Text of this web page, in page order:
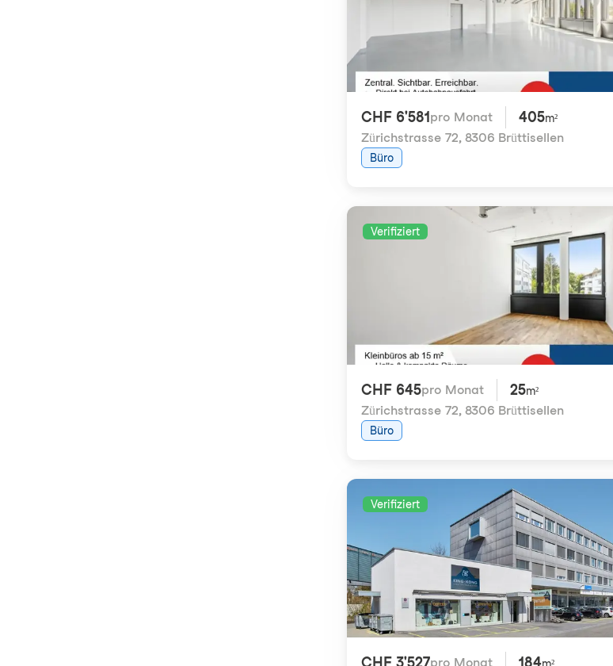
CHF 6'581 pro Monat 405m²
Zürichstrasse 72, 8306 Brüttisellen
Büro
Verifiziert
CHF 645pro Monat 25m²
Zürichstrasse 72, 8306 Brüttisellen
Büro
Verifiziert
CHF 3'527pro Monat 184